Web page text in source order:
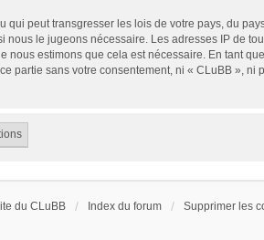
peut transgresser les lois de votre pays, du
le jugeons nécessaire. Les adresses IP de
estimons que cela est nécessaire. En tant
partie sans votre consentement, ni « CLuBB », ni
du CLuBB Index du forum Supprimer les